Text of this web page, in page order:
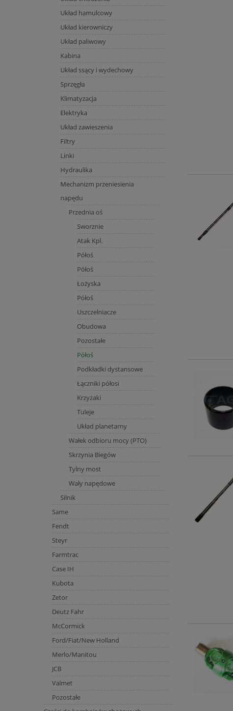
Układ hamulcowy
Układ kierowniczy
Układ paliwowy
Kabina
Układ ssący i wydechowy
Sprzęgła
Klimatyzacja
Elektryka
Układ zawieszenia
Filtry
Linki
Hydraulika
Mechanizm przeniesienia
napędu
Przednia oś
Sworznie
Atak Kpl.
Półoś
Półoś
Łożyska
Półoś
Uszczelniacze
Obudowa
Pozostałe
Półoś
Podkładki dystansowe
Łączniki półosi
Krzyżaki
Tuleje
Układ planetarny
Wałek odbioru mocy (PTO)
Skrzynia Biegów
Tylny most
Wały napędowe
Silnik
Same
Fendt
Steyr
Farmtrac
Case IH
Kubota
Zetor
Deutz Fahr
McCormick
Ford/Fiat/New Holland
Merlo/Manitou
JCB
Valmet
Pozostałe